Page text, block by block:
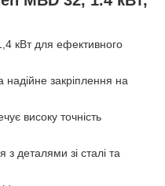
кВт для ефективного
закріплення на
високу точність
з деталями зі сталі та